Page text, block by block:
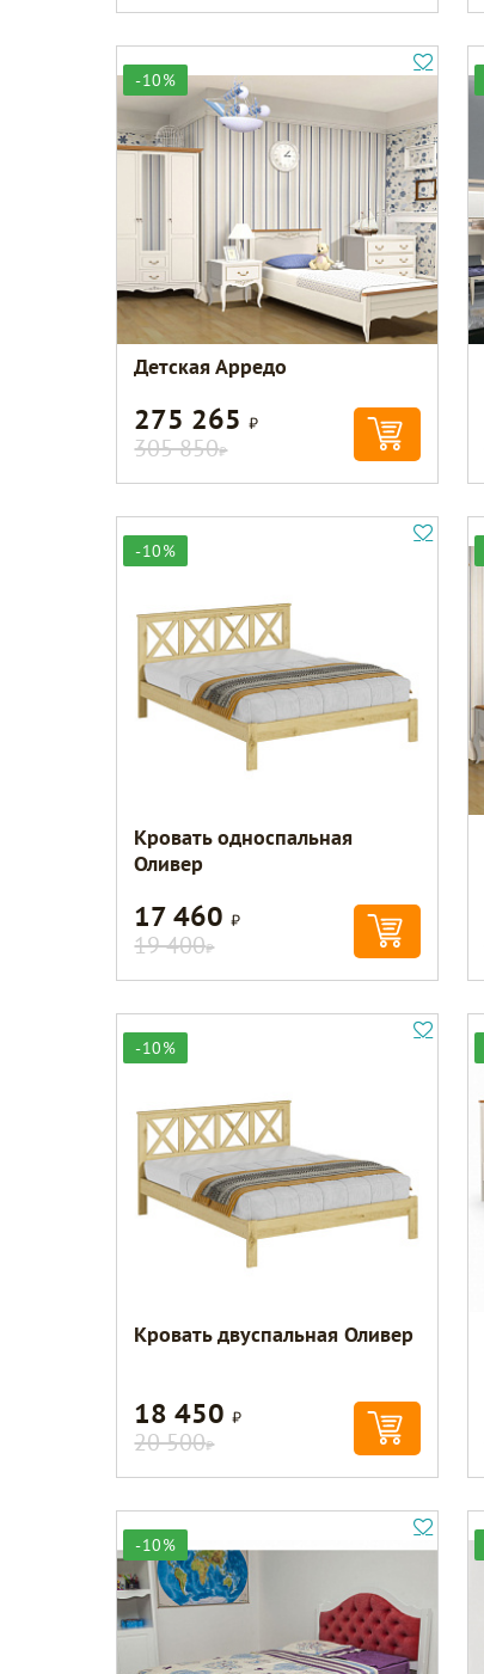
-10%
Детская Арредо
275 265Р
305 850Р
-10%
Кровать односпальная
Оливер
17 460Р
19 400Р
-10%
Кровать двуспальная Оливер
18 450Р
20 500Р
-10%